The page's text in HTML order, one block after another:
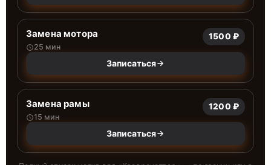
Замена мотора
25 мин
1500 ₽
Записаться
Замена рамы
15 мин
1200 ₽
Записаться